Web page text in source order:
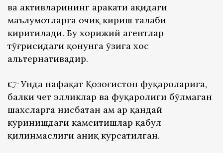
ва активларининг ҳаракати ҳақидаги
маълумотларга очиқ кириш талаби
киритилади. Бу хорижий агентлар
тўғрисидаги қонунга ўзига хос
альтернативадир.
👉️ Унда нафақат Қозоғистон фуқароларига,
балки чет элликлар ва фуқаролиги бўлмаган
шахсларга нисбатан ҳам ҳар қандай
кўринишдаги камситишлар қабул
қилинмаслиги аниқ кўрсатилган.